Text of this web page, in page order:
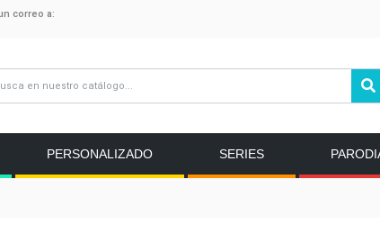
correo a:
PERSONALIZADO SERIES